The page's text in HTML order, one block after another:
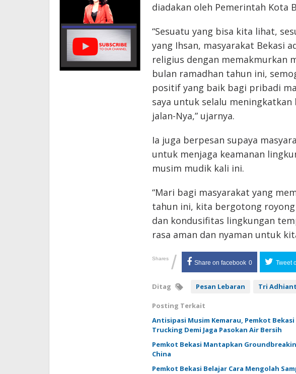
diadakan oleh Pemerintah Kota
“Sesuatu yang bisa kita lihat,
yang Ihsan, masyarakat Bekasi
religius dengan memakmurkan
bulan ramadhan tahun ini,
positif yang baik bagi pribadi
saya untuk selalu
jalan-Nya,” ujarnya.
Ia juga berpesan supaya
untuk menjaga keamanan
musim mudik kali ini.
“Mari bagi masyarakat yang
tahun ini, kita bergotong
dan kondusifitas lingkungan
rasa aman dan nyaman untuk
Shares / Share on facebook 0 Tweet
Ditag Pesan Lebaran Tri
Posting Terkait
Antisipasi Musim Kemarau, Pemkot
Trucking Demi Jaga Pasokan Air Bersih
Pemkot Bekasi Mantapkan
China
Pemkot Bekasi Belajar Cara Mengolah